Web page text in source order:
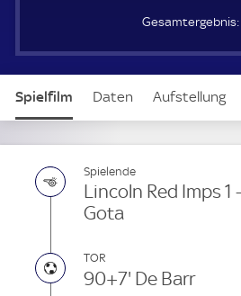
Spielfilm Daten Aufstellung
Spielende
Lincoln Red Imps 1
Gota
TOR
90+7' De Barr